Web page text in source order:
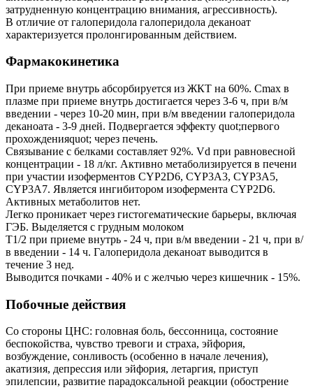
затрудненную концентрацию внимания, агрессивность).
В отличие от галоперидола галоперидола деканоат
характеризуется пролонгированным действием.
Фармакокинетика
При приеме внутрь абсорбируется из ЖКТ на 60%. Cmax в
плазме при приеме внутрь достигается через 3-6 ч, при в/м
введении - через 10-20 мин, при в/м введении галоперидола
деканоата - 3-9 дней. Подвергается эффекту quot;первого
прохожденияquot; через печень.
Связывание с белками составляет 92%. Vd при равновесной
концентрации - 18 л/кг. Активно метаболизируется в печени
при участии изоферментов CYP2D6, CYP3A3, CYP3A5,
CYP3A7. Является ингибитором изофермента CYP2D6.
Активных метаболитов нет.
Легко проникает через гистогематические барьеры, включая
ГЭБ. Выделяется с грудным молоком
T1/2 при приеме внутрь - 24 ч, при в/м введении - 21 ч, при в/
в введении - 14 ч. Галоперидола деканоат выводится в
течение 3 нед.
Выводится почками - 40% и с желчью через кишечник - 15%.
Побочные действия
Со стороны ЦНС: головная боль, бессонница, состояние
беспокойства, чувство тревоги и страха, эйфория,
возбуждение, сонливость (особенно в начале лечения),
акатизия, депрессия или эйфория, летаргия, приступ
эпилепсии, развитие парадоксальной реакции (обострение